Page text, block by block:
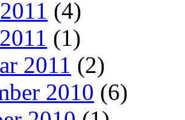
(4)
(1)
2011 (2)
2010 (6)